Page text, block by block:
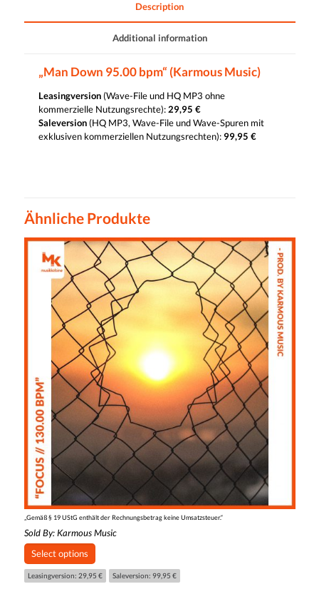
Description
Additional information
„Man Down 95.00 bpm“ (Karmous Music)
Leasingversion(Wave-File und HQ MP3 ohne
kommerzielle Nutzungsrechte): 29,95 €
Saleversion(HQ MP3, Wave-File und Wave-Spuren mit
exklusiven kommerziellen Nutzungsrechten):99,95 €
Ähnliche Produkte
„Gemäß § 19 UStG enthält der Rechnungsbetrag keine Umsatzsteuer.“
Sold By: Karmous Music
Select options
Leasingversion: 29,95 € Saleversion: 99,95 €